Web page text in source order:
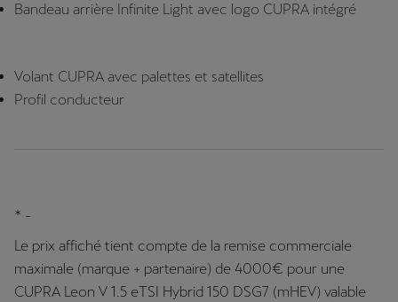
Bandeau arrière Infinite Light avec logo CUPRA intégré
Volant CUPRA avec palettes et satellites
Profil conducteur
* -
Le prix affiché tient compte de la remise commerciale
maximale (marque + partenaire) de 4000€ pour une
CUPRA Leon V 1.5 eTSI Hybrid 150 DSG7 (mHEV) valable